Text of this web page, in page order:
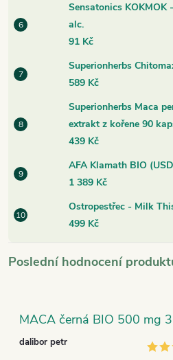
Sensatonics
alc.
91 Kč
Superionherbs
589 Kč
Superionherbs Maca
extrakt z kořene 90
439 Kč
AFA Klamath BIO
1 389 Kč
Ostropestřec - Milk
499 Kč
Poslední hodnocení
MACA černá BIO 500 mg
dalibor petr